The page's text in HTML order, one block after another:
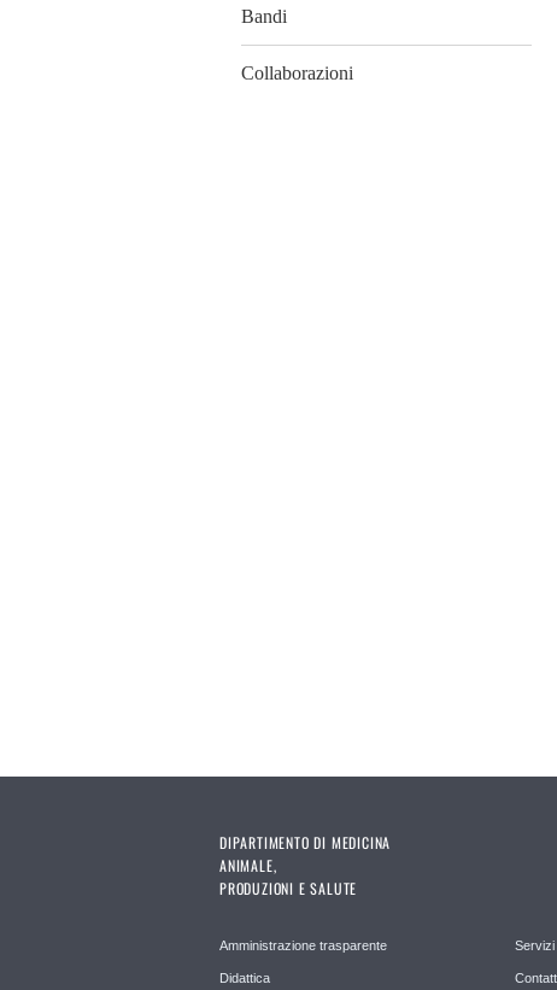
Bandi
Collaborazioni
DIPARTIMENTO DI MEDICINA
ANIMALE,
PRODUZIONI E SALUTE
Amministrazione trasparente
Didattica
Servizi